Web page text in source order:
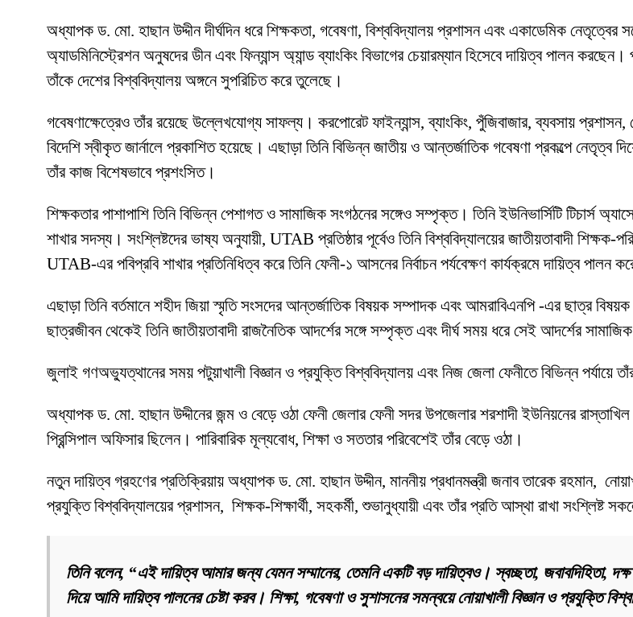
অধ্যাপক ড. মো. হাছান উদ্দীন দীর্ঘদিন ধরে শিক্ষকতা, গবেষণা, বিশ্ববিদ্যালয় প্রশাসন এবং একাডেমিক নেতৃত্বের
অ্যাডমিনিস্ট্রেশন অনুষদের ডীন এবং ফিন্যান্স অ্যান্ড ব্যাংকিং বিভাগের চেয়ারম্যান হিসেবে দায়িত্ব পালন
তাঁকে দেশের বিশ্ববিদ্যালয় অঙ্গনে সুপরিচিত করে তুলেছে।
গবেষণাক্ষেত্রেও তাঁর রয়েছে উল্লেখযোগ্য সাফল্য। করপোরেট ফাইন্যান্স, ব্যাংকিং, পুঁজিবাজার, ব্যবসায়
বিদেশি স্বীকৃত জার্নালে প্রকাশিত হয়েছে। এছাড়া তিনি বিভিন্ন জাতীয় ও আন্তর্জাতিক গবেষণা প্রকল্পে নেতৃত্ব
তাঁর কাজ বিশেষভাবে প্রশংসিত।
শিক্ষকতার পাশাপাশি তিনি বিভিন্ন পেশাগত ও সামাজিক সংগঠনের সঙ্গেও সম্পৃক্ত। তিনি ইউনিভার্সিটি টিচার্স
শাখার সদস্য। সংশ্লিষ্টদের ভাষ্য অনুযায়ী, UTAB প্রতিষ্ঠার পূর্বেও তিনি বিশ্ববিদ্যালয়ের জাতীয়তাবাদী
UTAB-এর পবিপ্রবি শাখার প্রতিনিধিত্ব করে তিনি ফেনী-১ আসনের নির্বাচন পর্যবেক্ষণ কার্যক্রমে দায়িত্ব পালন
এছাড়া তিনি বর্তমানে শহীদ জিয়া স্মৃতি সংসদের আন্তর্জাতিক বিষয়ক সম্পাদক এবং আমরাবিএনপি -এর ছাত্র
ছাত্রজীবন থেকেই তিনি জাতীয়তাবাদী রাজনৈতিক আদর্শের সঙ্গে সম্পৃক্ত এবং দীর্ঘ সময় ধরে সেই আদর্শের
জুলাই গণঅভ্যুত্থানের সময় পটুয়াখালী বিজ্ঞান ও প্রযুক্তি বিশ্ববিদ্যালয় এবং নিজ জেলা ফেনীতে বিভিন্ন পর্যায়ে
অধ্যাপক ড. মো. হাছান উদ্দীনের জন্ম ও বেড়ে ওঠা ফেনী জেলার ফেনী সদর উপজেলার শরশাদী ইউনিয়নের
প্রিন্সিপাল অফিসার ছিলেন। পারিবারিক মূল্যবোধ, শিক্ষা ও সততার পরিবেশেই তাঁর বেড়ে ওঠা।
নতুন দায়িত্ব গ্রহণের প্রতিক্রিয়ায় অধ্যাপক ড. মো. হাছান উদ্দীন, মাননীয় প্রধানমন্ত্রী জনাব তারেক রহমান,
প্রযুক্তি বিশ্ববিদ্যালয়ের প্রশাসন, শিক্ষক-শিক্ষার্থী, সহকর্মী, শুভানুধ্যায়ী এবং তাঁর প্রতি আস্থা রাখা সংশ্লিষ্ট
তিনি বলেন, “এই দায়িত্ব আমার জন্য যেমন সম্মানের, তেমনি একটি বড় দায়িত্বও। স্বচ্ছতা, জবাবদিহিতা,
দিয়ে আমি দায়িত্ব পালনের চেষ্টা করব। শিক্ষা, গবেষণা ও সুশাসনের সমন্বয়ে নোয়াখালী বিজ্ঞান ও প্রযুক্তি